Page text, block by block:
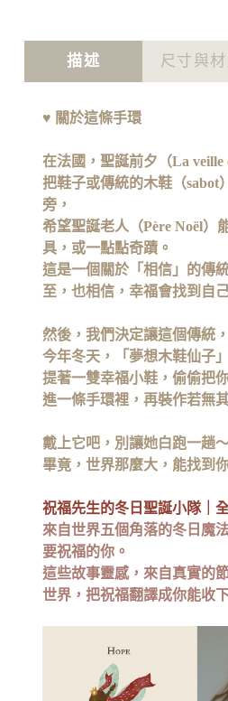
描述 尺寸與
♥ 關於這條手環
在法國，聖誕前夕（La veille
把鞋子或傳統的木鞋（sabot
旁，
希望聖誕老人（Père Noël）
具，或一點點奇蹟。
這是一個關於「相信」的傳統
至，也相信，幸福會找到自
然後，我們決定讓這個傳統
今年冬天，「夢想木鞋仙子
提著一雙幸福小鞋，偷偷把
進一條手環裡，再裝作若無
戴上它吧，別讓她白跑一趟
畢竟，世界那麼大，能找到
祝福先生的冬日聖誕小隊｜
來自世界五個角落的冬日魔
要祝福的你。
這些故事靈感，來自真實的
世界，把祝福翻譯成你能收